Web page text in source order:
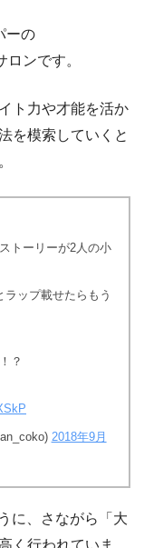
ーの
ロンです。
ト力や才能を活か
を模索していくと
トーリーが2人の小
ップ載せたらもう
？
2018年9月
に、さながら「大